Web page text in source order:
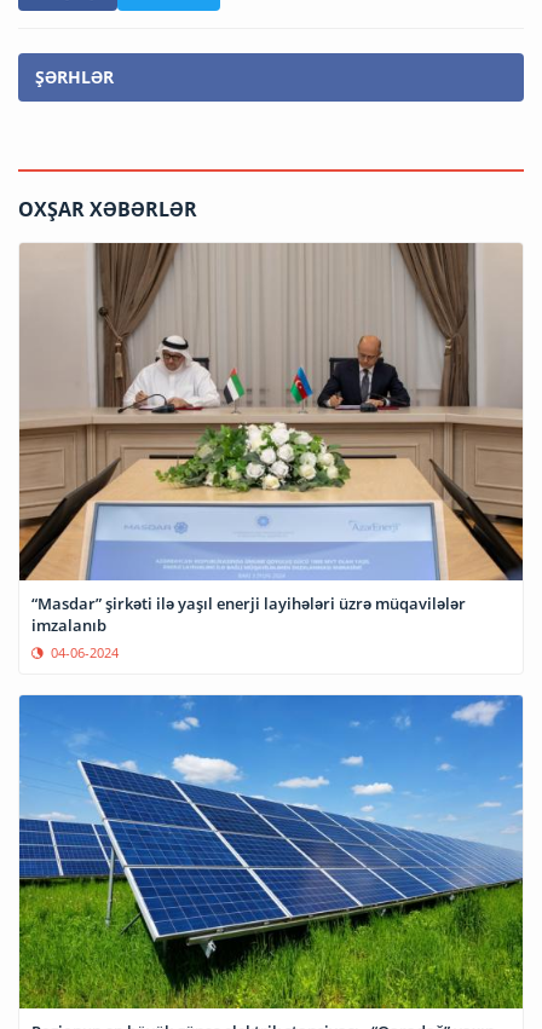
ŞƏRHLƏR
OXŞAR XƏBƏRLƏR
“Masdar” şirkəti ilə yaşıl enerji layihələri üzrə müqavilələr
imzalanıb
04-06-2024